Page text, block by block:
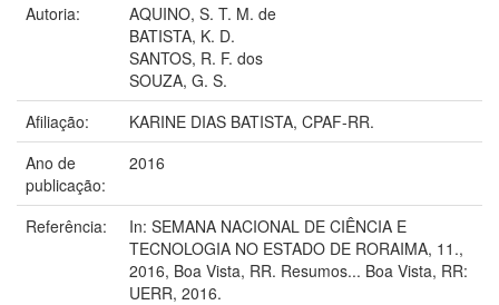
Autoria:
AQUINO, S. T. M. de
BATISTA, K. D.
SANTOS, R. F. dos
SOUZA, G. S.
Afiliação:
KARINE DIAS BATISTA, CPAF-RR.
Ano de
publicação:
2016
Referência:
In: SEMANA NACIONAL DE CIÊNCIA E
TECNOLOGIA NO ESTADO DE RORAIMA, 11.,
2016, Boa Vista, RR. Resumos... Boa Vista, RR:
UERR, 2016.